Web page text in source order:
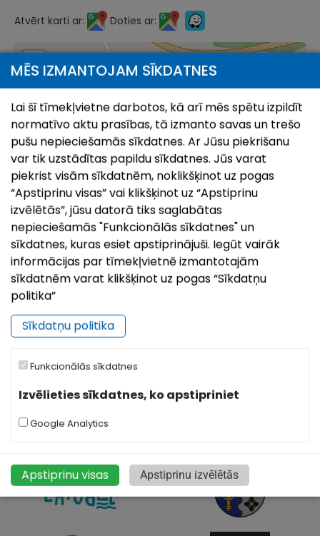
Atvērt karti ar: Doties ar:
+
−
MĒS IZMANTOJAM SĪKDATNES
Lai šī tīmekļvietne darbotos, kā arī mēs spētu izpildīt
normatīvo aktu prasības, tā izmanto savas un trešo
pušu nepieciešamās sīkdatnes. Ar Jūsu piekrišanu
var tik uzstādītas papildu sīkdatnes. Jūs varat
piekrist visām sīkdatnēm, noklikšķinot uz pogas
“Apstiprinu visas” vai klikšķinot uz “Apstiprinu
izvēlētās”, jūsu datorā tiks saglabātas
nepieciešamās "Funkcionālās sīkdatnes" un
sīkdatnes, kuras esiet apstiprinājuši. Iegūt vairāk
informācijas par tīmekļvietnē izmantotajām
sīkdatnēm varat klikšķinot uz pogas “Sīkdatņu
politika”
Sīkdatņu politika
Funkcionālās sīkdatnes
Izvēlieties sīkdatnes, ko apstipriniet
Google Analytics
Apstiprinu visas Apstiprinu izvēlētās